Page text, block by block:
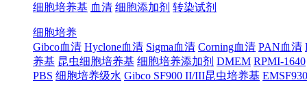
细胞培养基 血清 细胞添加剂 转染试剂
细胞培养
Gibco血清 Hyclone血清 Sigma血清 Corning血清 PAN血清
养基 昆虫细胞培养基 细胞培养添加剂 DMEM RPMI-1640
PBS 细胞培养级水 Gibco SF900 II/III昆虫培养基